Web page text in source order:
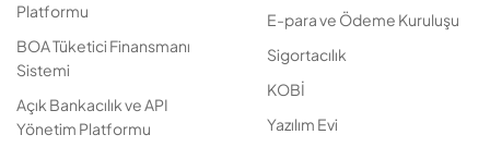
Platformu
BOA Tüketici Finansmanı
Sistemi
Açık Bankacılık ve API
Yönetim Platformu
E-para ve Ödeme Kuruluşu
Sigortacılık
KOBİ
Yazılım Evi